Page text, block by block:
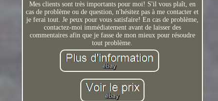
Mes clients sont très importants pour moi! S'il vous plaît, en
cas de problème ou de question, n'hésitez pas à me contacter et
je ferai tout. Je peux pour vous satisfaire! En cas de problème,
contactez-moi immédiatement avant de laisser des
commentaires afin que je fasse de mon mieux pour résoudre
tout problème.